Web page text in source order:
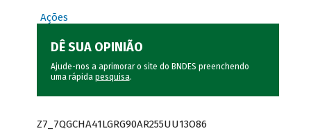
Ações
DÊ SUA OPINIÃO
Ajude-nos a aprimorar o site do BNDES preenchendo
uma rápida pesquisa.
Z7_7QGCHA41LGRG90AR255UU13O86